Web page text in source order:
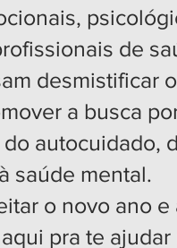
de
desmistificar
a busca
autocuidado,
saúde mental.
o novo ano
pra te